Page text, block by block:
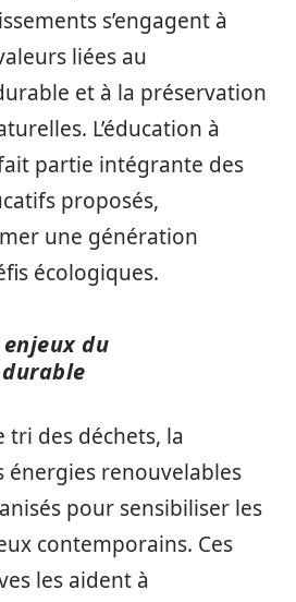
s’engagent à
liées au
et à la préservation
L’éducation à
partie intégrante des
proposés,
une génération
écologiques.
du
tri des déchets, la
énergies renouvelables
pour sensibiliser les
contemporains. Ces
les aident à